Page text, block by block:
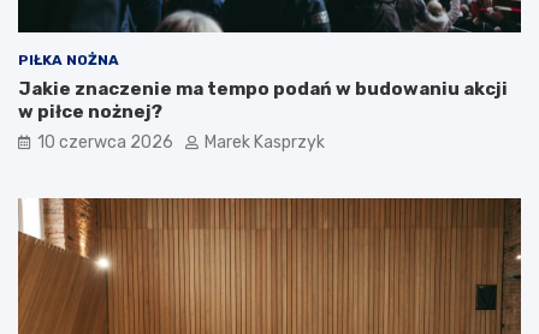
PIŁKA NOŻNA
Jakie znaczenie ma tempo podań w budowaniu akcji
w piłce nożnej?
10 czerwca 2026 Marek Kasprzyk